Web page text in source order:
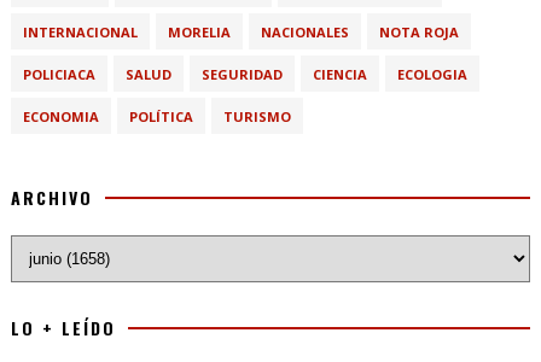
INTERNACIONAL MORELIA NACIONALES NOTA ROJA
POLICIACA SALUD SEGURIDAD CIENCIA ECOLOGIA
ECONOMIA POLÍTICA TURISMO
ARCHIVO
LO + LEÍDO